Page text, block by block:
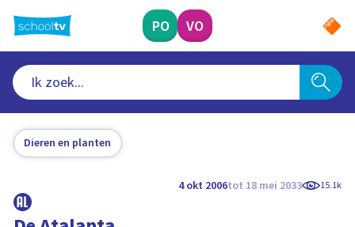
naar
hoofdinhoud
PO VO
Dieren en planten
4 okt 2006tot 18 mei 2033 15.1k